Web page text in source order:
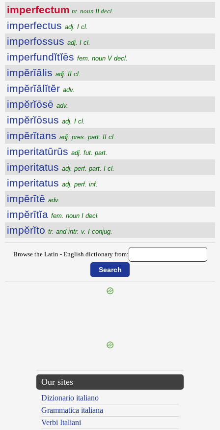
imperfectum nt. noun II decl.
imperfectus adj. I cl.
imperfossus adj. I cl.
imperfundĭtĭēs fem. noun V decl.
impĕrĭālis adj. II cl.
impĕrĭālĭtĕr adv.
impĕrĭōsē adv.
impĕrĭōsus adj. I cl.
impĕrĭtans adj. pres. part. II cl.
imperitatūrūs adj. fut. part.
imperitatus adj. perf. part. I cl.
imperitatus adj. perf. inf.
impĕrītē adv.
impĕrītĭa fem. noun I decl.
impĕrĭto tr. and intr. v. I conjug.
Browse the Latin - English dictionary from:
Our sites
Dizionario italiano
Grammatica italiana
Verbi Italiani